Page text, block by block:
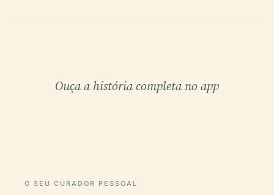
Ouça a história completa no app
O SEU CURADOR PESSOAL